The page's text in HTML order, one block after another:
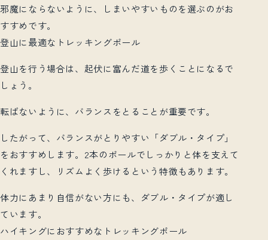
邪魔にならないように、しまいやすいものを選ぶのがお
すすめです。
登山に最適なトレッキングポール
登山を行う場合は、起伏に富んだ道を歩くことになるで
しょう。
転ばないように、バランスをとることが重要です。
したがって、バランスがとりやすい「ダブル・タイプ」
をおすすめします。2本のポールでしっかりと体を支えて
くれますし、リズムよく歩けるという特徴もあります。
体力にあまり自信がない方にも、ダブル・タイプが適し
ています。
ハイキングにおすすめなトレッキングポール